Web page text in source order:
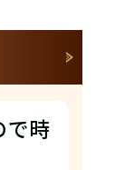
で時